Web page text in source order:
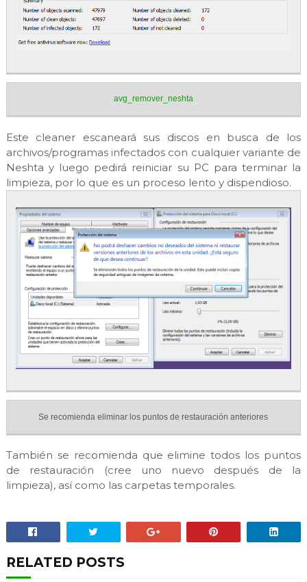
avg_remover_neshta
Este cleaner escaneará sus discos en busca de los
archivos/programas infectados con cualquier variante de
Neshta y luego pedirá reiniciar su PC para terminar la
limpieza, por lo que es un proceso lento y dispendioso.
Se recomienda eliminar los puntos de restauración anteriores
También se recomienda que elimine todos los puntos
de restauración (cree uno nuevo después de la
limpieza), así como las carpetas temporales.
RELATED POSTS